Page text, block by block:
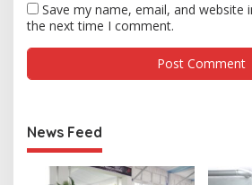
Save my name, email, and website
the next time I comment.
News Feed